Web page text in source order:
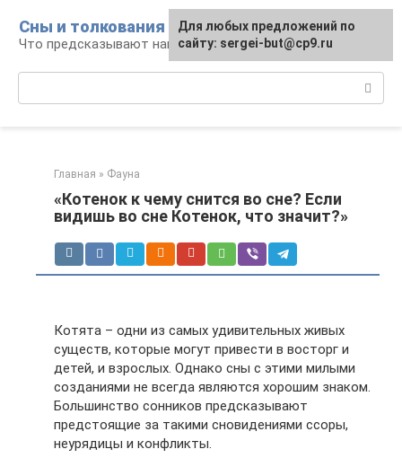
контенту
Сны и толкования
Что предсказывают нам наши сны
Главная » Фауна
«Котенок к чему снится во сне? Если
видишь во сне Котенок, что значит?»
Котята – одни из самых удивительных живых
существ, которые могут привести в восторг и
детей, и взрослых. Однако сны с этими милыми
созданиями не всегда являются хорошим знаком.
Большинство сонников предсказывают
предстоящие за такими сновидениями ссоры,
неурядицы и конфликты.
Для любых предложений по
сайту: sergei-but@cp9.ru